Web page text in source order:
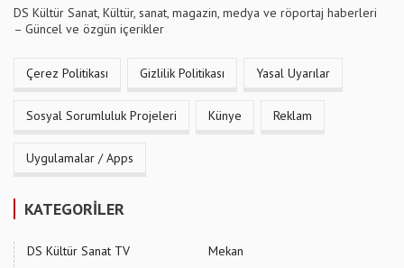
DS Kültür Sanat, Kültür, sanat, magazin, medya ve röportaj haberleri
– Güncel ve özgün içerikler
Çerez Politikası Gizlilik Politikası Yasal Uyarılar
Sosyal Sorumluluk Projeleri Künye Reklam
Uygulamalar / Apps
KATEGORİLER
DS Kültür Sanat TV
Mekan